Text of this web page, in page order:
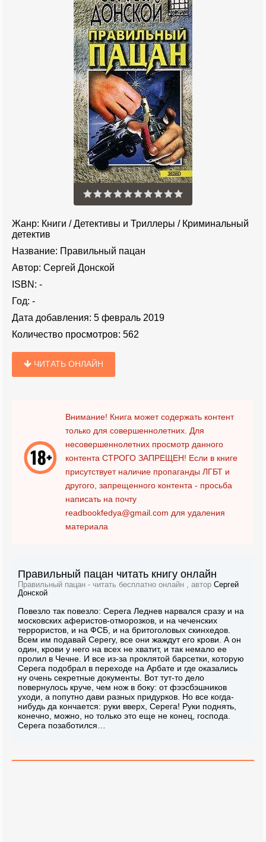
Жанр: Книги /Детективы и Триллеры / Криминальный
детектив
Название: Правильный пацан
Автор: Сергей Донской
ISBN: -
Год: -
Дата добавления: 5 февраль 2019
Количество просмотров: 562
ЧИТАТЬ ОНЛАЙН
Внимание! Книга может содержать контент
только для совершеннолетних. Для
несовершеннолетних просмотр данного
контента СТРОГО ЗАПРЕЩЕН! Если в книге
присутствует наличие пропаганды ЛГБТ и
другого, запрещенного контента - просьба
написать на почту
readbookfedya@gmail.com для удаления
материала
Правильный пацан читать книгу онлайн
Правильный пацан - читать бесплатно онлайн , автор Сергей
Донской
Повезло так повезло: Серега Леднев нарвался сразу и на
московских аферистов-отморозков, и на чеченских
террористов, и на ФСБ, и на бритоголовых скинхедов.
Всем им подавай Серегу, все они жаждут его крови. А он
один, крови у него на всех не хватит, и так немало ее
пролил в Чечне. И все из-за проклятой барсетки, которую
Серега подобрал в переходе на Арбате и где оказались
ну очень секретные документы. Вот тут-то дело
повернулось круче, чем нож в боку: от фээсбэшников
уходи, а попутно дави разных придурков. Но все когда-
нибудь да кончается: руки вверх, Серега! Руки поднять,
конечно, можно, но только это еще не конец, господа.
Серега позаботился…